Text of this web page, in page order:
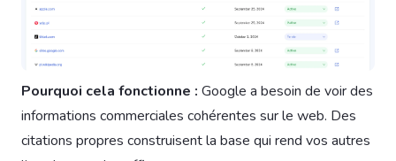
Pourquoi cela fonctionne : Google a besoin de voir des
informations commerciales cohérentes sur le web. Des
citations propres construisent la base qui rend vos autres